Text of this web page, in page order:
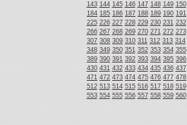
143 144 145 146 147 148 149 150
184 185 186 187 188 189 190 191
225 226 227 228 229 230 231 232
266 267 268 269 270 271 272 273
307 308 309 310 311 312 313 314
348 349 350 351 352 353 354 355
389 390 391 392 393 394 395 396
430 431 432 433 434 435 436 437
471 472 473 474 475 476 477 478
512 513 514 515 516 517 518 519
553 554 555 556 557 558 559 560